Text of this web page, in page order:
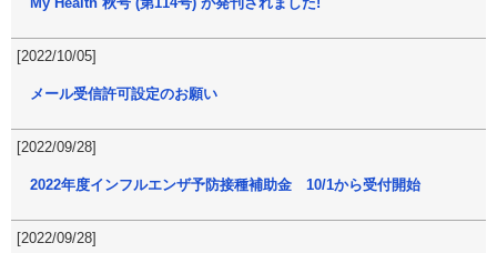
[2022/10/05]
メール受信許可設定のお願い
[2022/09/28]
2022年度インフルエンザ予防接種補助金 10/1から受付開始
[2022/09/28]